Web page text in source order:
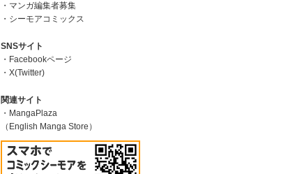
マンガ編集者募集
シーモアコミックス
SNSサイト
Facebookページ
X(Twitter)
関連サイト
MangaPlaza
（English Manga Store）